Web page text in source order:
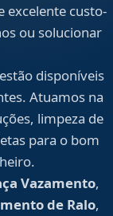
excelente custo-
ou solucionar
disponíveis
Atuamos na
limpeza de
para o bom
Vazamento,
de Ralo,